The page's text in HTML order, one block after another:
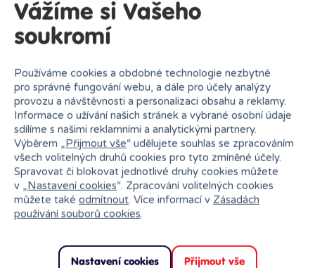
Nejširší sortiment na
trhu
27 kamenných prodejen
Doprava zdarma od
Vážíme si Vašeho
soukromí
Používáme cookies a obdobné technologie nezbytné
pro správné fungování webu, a dále pro účely analýzy
provozu a návštěvnosti a personalizaci obsahu a reklamy.
Informace o užívání našich stránek a vybrané osobní údaje
sdílíme s našimi reklamními a analytickými partnery.
Výběrem „Přijmout vše“ udělujete souhlas se zpracováním
všech volitelných druhů cookies pro tyto zmíněné účely.
Spravovat či blokovat jednotlivé druhy cookies můžete
v „Nastavení cookies“. Zpracování volitelných cookies
můžete také odmítnout. Více informací v Zásadách
používání souborů cookies.
Nastavení cookies Přijmout vše